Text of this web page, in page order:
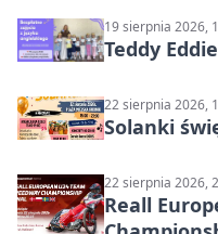
19 sierpnia 2026,
Teddy
22 sierpnia 2026,
Solanki
22 sierpnia 2026,
Reall